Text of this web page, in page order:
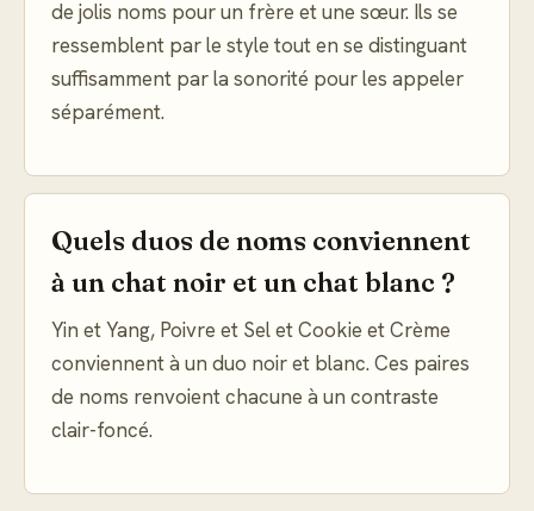
de jolis noms pour un frère et une sœur. Ils se
ressemblent par le style tout en se distinguant
suffisamment par la sonorité pour les appeler
séparément.
Quels duos de noms conviennent
à un chat noir et un chat blanc ?
Yin et Yang, Poivre et Sel et Cookie et Crème
conviennent à un duo noir et blanc. Ces paires
de noms renvoient chacune à un contraste
clair-foncé.